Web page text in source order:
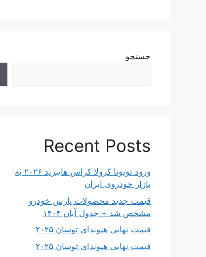
جستجو
Recent Posts
ورود تویوتا کرولا کراس هایبرید ۲۰۲۶ به
بازار خودروی ایران
قیمت جدید محصولات پارس خودرو
مشخص شد + جدول آبان ۱۴۰۴
قیمت نهایی هیوندای توسان ۲۰۲۵
قیمت نهایی هیوندای توسان ۲۰۲۵